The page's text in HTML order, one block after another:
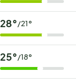
28°/21°
25°/18°